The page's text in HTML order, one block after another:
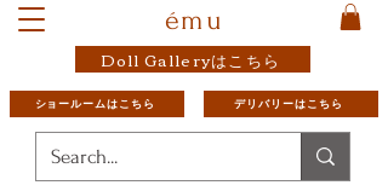
ému
Doll Galleryはこちら
ショールームはこちら デリバリーはこちら